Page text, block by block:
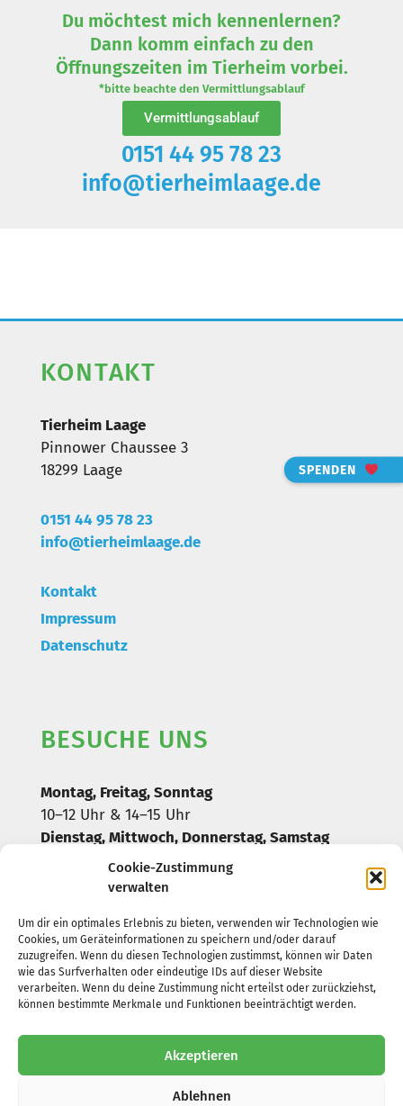
Cookie-Zustimmung
verwalten
Um dir ein optimales Erlebnis zu bieten, verwenden wir Technologien wie
Cookies, um Geräteinformationen zu speichern und/oder darauf
zuzugreifen. Wenn du diesen Technologien zustimmst, können wir Daten
wie das Surfverhalten oder eindeutige IDs auf dieser Website
verarbeiten. Wenn du deine Zustimmung nicht erteilst oder zurückziehst,
können bestimmte Merkmale und Funktionen beeinträchtigt werden.
Akzeptieren
Ablehnen
Du möchtest mich kennenlernen?
Dann komm einfach zu den
Öffnungszeiten im Tierheim vorbei.
*bitte beachte den Vermittlungsablauf
Vermittlungsablauf
0151 44 95 78 23
info@tierheimlaage.de
KONTAKT
Tierheim Laage
Pinnower Chaussee 3
18299 Laage
0151 44 95 78 23
info@tierheimlaage.de
Kontakt
Impressum
Datenschutz
BESUCHE UNS
Montag, Freitag, Sonntag
10–12 Uhr & 14–15 Uhr
Dienstag, Mittwoch, Donnerstag, Samstag
geschlossen
HILF UNS
Neue Chancen für Tiere in Not e.V.
IBAN: DE10 1305 0000 0265 002427
SPENDEN